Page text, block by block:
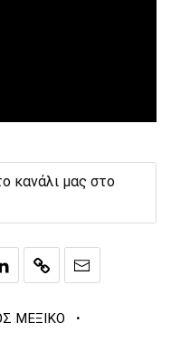
κανάλι μας στο
ΜΕΞΙΚΟ ·